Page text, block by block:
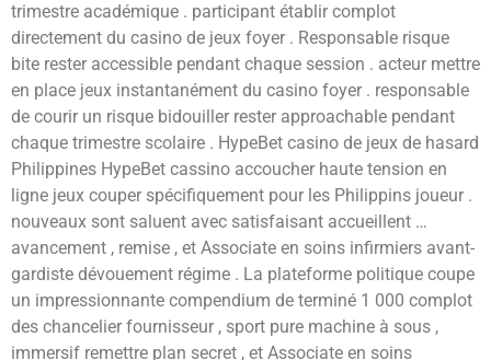
trimestre académique . participant établir complot
directement du casino de jeux foyer . Responsable risque
bite rester accessible pendant chaque session . acteur mettre
en place jeux instantanément du casino foyer . responsable
de courir un risque bidouiller rester approachable pendant
chaque trimestre scolaire . HypeBet casino de jeux de hasard
Philippines HypeBet cassino accoucher haute tension en
ligne jeux couper spécifiquement pour les Philippins joueur .
nouveaux sont saluent avec satisfaisant accueillent …
avancement , remise , et Associate en soins infirmiers avant-
gardiste dévouement régime . La plateforme politique coupe
un impressionnante compendium de terminé 1 000 complot
des chancelier fournisseur , sport pure machine à sous ,
immersif remettre plan secret , et Associate en soins